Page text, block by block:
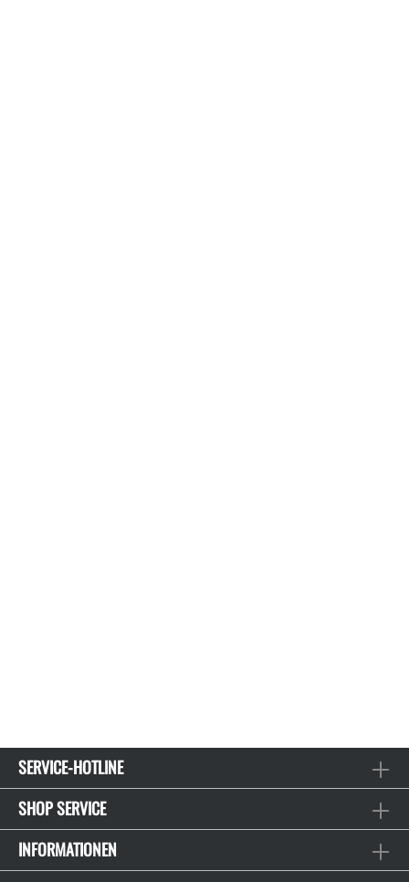
SERVICE-HOTLINE
SHOP SERVICE
INFORMATIONEN